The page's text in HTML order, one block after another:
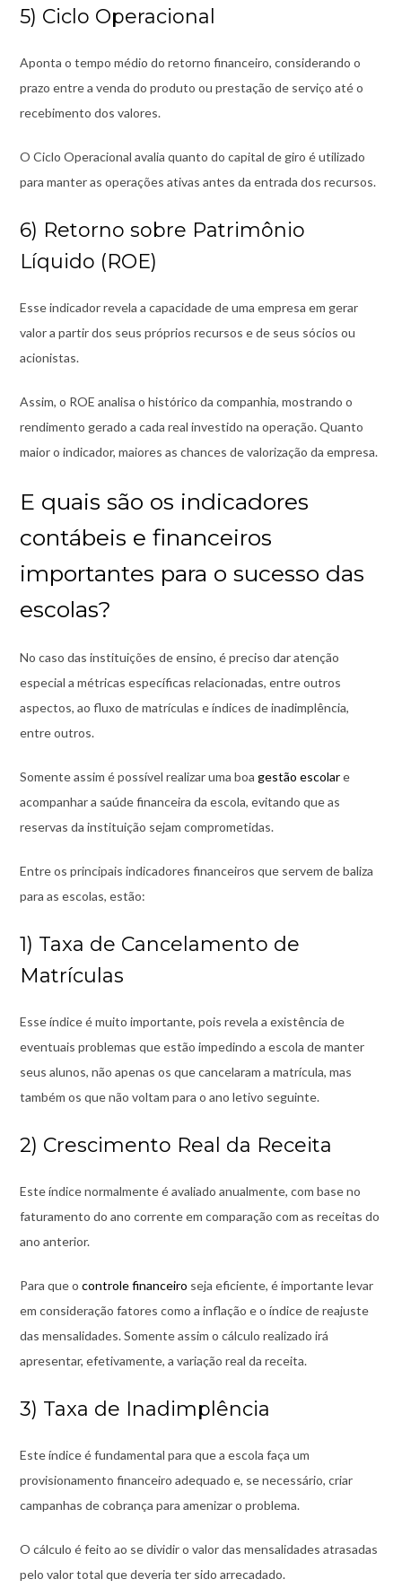
5) Ciclo Operacional
Aponta o tempo médio do retorno financeiro, considerando o
prazo entre a venda do produto ou prestação de serviço até o
recebimento dos valores.
O Ciclo Operacional avalia quanto do capital de giro é utilizado
para manter as operações ativas antes da entrada dos recursos.
6) Retorno sobre Patrimônio
Líquido (ROE)
Esse indicador revela a capacidade de uma empresa em gerar
valor a partir dos seus próprios recursos e de seus sócios ou
acionistas.
Assim, o ROE analisa o histórico da companhia, mostrando o
rendimento gerado a cada real investido na operação. Quanto
maior o indicador, maiores as chances de valorização da empresa.
E quais são os indicadores
contábeis e financeiros
importantes para o sucesso das
escolas?
No caso das instituições de ensino, é preciso dar atenção
especial a métricas específicas relacionadas, entre outros
aspectos, ao fluxo de matrículas e índices de inadimplência,
entre outros.
Somente assim é possível realizar uma boa gestão escolare
acompanhar a saúde financeira da escola, evitando que as
reservas da instituição sejam comprometidas.
Entre os principais indicadores financeiros que servem de baliza
para as escolas, estão:
1) Taxa de Cancelamento de
Matrículas
Esse índice é muito importante, pois revela a existência de
eventuais problemas que estão impedindo a escola de manter
seus alunos, não apenas os que cancelaram a matrícula, mas
também os que não voltam para o ano letivo seguinte.
2) Crescimento Real da Receita
Este índice normalmente é avaliado anualmente, com base no
faturamento do ano corrente em comparação com as receitas do
ano anterior.
Para que o controle financeiro seja eficiente, é importante levar
em consideração fatores como a inflação e o índice de reajuste
das mensalidades. Somente assim o cálculo realizado irá
apresentar, efetivamente, a variação real da receita.
3) Taxa de Inadimplência
Este índice é fundamental para que a escola faça um
provisionamento financeiro adequado e, se necessário, criar
campanhas de cobrança para amenizar o problema.
O cálculo é feito ao se dividir o valor das mensalidades atrasadas
pelo valor total que deveria ter sido arrecadado.